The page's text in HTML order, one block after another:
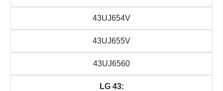
43UJ654V
43UJ655V
43UJ6560
LG 43: